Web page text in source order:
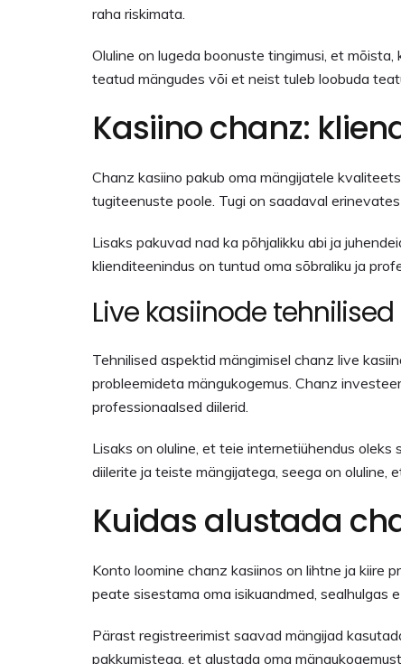
raha riskimata.
Oluline on lugeda boonuste tingimusi, et
teatud mängudes või et neist tuleb loobuda
Kasiino chanz:
Chanz kasiino pakub oma mängijatele
tugiteenuste poole. Tugi on saadaval
Lisaks pakuvad nad ka põhjalikku abi ja
klienditeenindus on tuntud oma sõbraliku ja
Live kasiinode
Tehnilised aspektid mängimisel chanz live
probleemideta mängukogemus. Chanz
professionaalsed diilerid.
Lisaks on oluline, et teie internetiühendus
diilerite ja teiste mängijatega, seega on oluline,
Kuidas alustada
Konto loomine chanz kasiinos on lihtne ja kiire
peate sisestama oma isikuandmed, sealhulgas
Pärast registreerimist saavad mängijad
pakkumistega, et alustada oma